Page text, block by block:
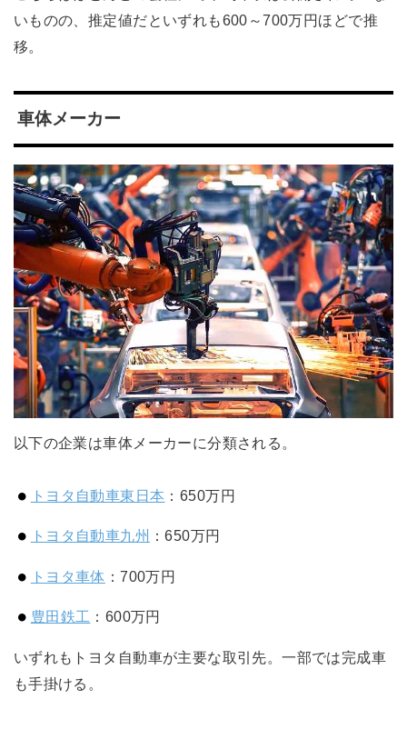
いものの、推定値だといずれも600～700万円ほどで推
移。
車体メーカー
以下の企業は車体メーカーに分類される。
トヨタ自動車東日本 ：650万円
トヨタ自動車九州 ：650万円
トヨタ車体 ：700万円
豊田鉄工 ：600万円
いずれもトヨタ自動車が主要な取引先。一部では完成車
も手掛ける。